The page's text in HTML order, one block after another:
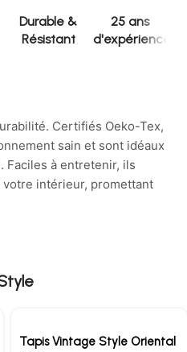
Durable &
Résistant
25 ans
d'expérience
Certifiés Oeko-Tex,
sain et sont idéaux
Faciles à entretenir, ils
intérieur, promettant
Tapis Vintage Style Oriental